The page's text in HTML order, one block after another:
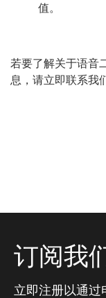
值。
若要了解关于语音
息，请立即联系我
订阅我
立即注册以通过